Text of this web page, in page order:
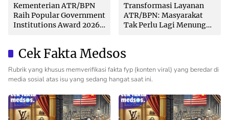
Kementerian ATR/BPN
Raih Popular Government
Institutions Award 2026
Transformasi Layanan
ATR/BPN: Masyarakat
Tak Perlu Lagi Menunggu
Cek Fakta Medsos
Rubrik yang khusus memverifikasi fakta fyp (konten viral) yang beredar di
media sosial atas isu yang sedang hangat saat ini.